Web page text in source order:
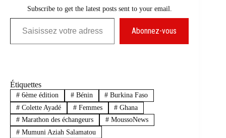
Subscribe to get the latest posts sent to your email.
Saisissez votre adresse e-mail…
Abonnez-vous
Étiquettes
#6ème édition #Bénin # Burkina Faso
#Colette Ayadé #Femmes # Ghana
#Marathon des échangeurs #MoussoNews
#Mumuni Aziah Salamatou